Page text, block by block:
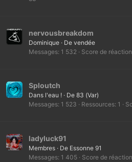
nervousbreakdom
Dominique · De vendée
Messages 1 532 Score de réaction
Sploutch
Dans l'eau ! · De 83 (Var)
Messages 1 523 Ressources 1
ladyluck91
Membres · De Essonne 91
Messages 1 405 Score de réaction